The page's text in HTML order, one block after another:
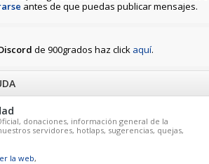
antes de que puedas publicar mensajes.
de 900grados haz click aquí.
donaciones, información general de la
servidores, hotlaps, sugerencias, quejas,
la web,